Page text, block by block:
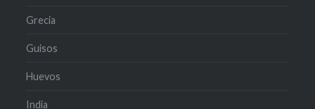
Grecia
Guisos
Huevos
India